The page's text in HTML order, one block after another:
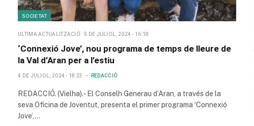
SOCIETAT
ULTIMA ACTUALITZACIÓ 5 DE JULIOL, 2024 - 16:18
‘Connexió Jove’, nou programa de temps de lleure de
la Val d’Aran per a l’estiu
4 DE JULIOL, 2024 - 18:23 REDACCIÓ
REDACCIÓ. (Vielha).- El Conselh Generau d’Aran, a través de la
seva Oficina de Joventut, presenta el primer programa ‘Connexió
Jove’,…